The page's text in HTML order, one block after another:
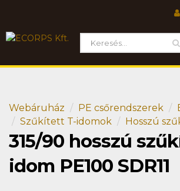
Webáruház PE csőrendszerek
Szűkített T-idomok
Hosszú
315/90 hosszú
idom PE100 SDR11